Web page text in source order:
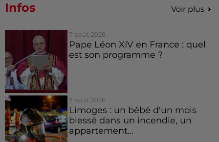
Infos Voir plus
7 août 2026
Pape Léon XIV en France : quel
est son programme ?
7 août 2026
Limoges : un bébé d'un mois
blessé dans un incendie, un
appartement...